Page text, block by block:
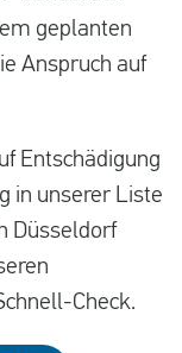
geplanten
Anspruch auf
Entschädigung
in unserer Liste
Düsseldorf
Check.